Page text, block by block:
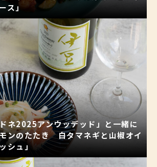
ス」
ドネ2025アンウッデッド」と一緒に
ンのたたき 白タマネギと山椒オイ
シュ」